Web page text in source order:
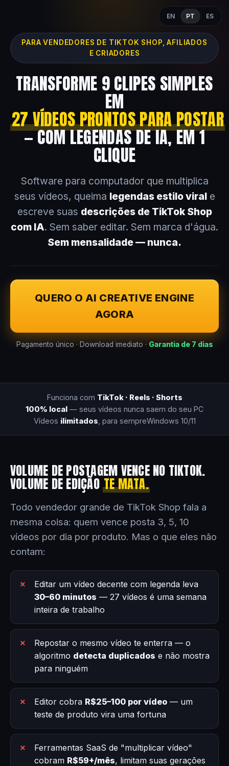
EN PT ES
PARA VENDEDORES DE TIKTOK SHOP, AFILIADOS
E CRIADORES
TRANSFORME 9 CLIPES SIMPLES
EM
27 VÍDEOS PRONTOS PARA POSTAR
— COM LEGENDAS DE IA, EM 1
CLIQUE
Software para computador que multiplica
seus vídeos, queima legendas estilo virale
escreve suas descrições de TikTok Shop
com IA. Sem saber editar. Sem marca d'água.
Sem mensalidade — nunca.
QUERO O AI CREATIVE ENGINE
AGORA
Pagamento único · Download imediato · Garantia de 7 dias
Funciona com TikTok · Reels · Shorts
100% local — seus vídeos nunca saem do seu PC
Vídeos ilimitados , para sempreWindows 10/11
VOLUME DE POSTAGEM VENCE NO TIKTOK.
VOLUME DE EDIÇÃOTE MATA.
Todo vendedor grande de TikTok Shop fala a
mesma coisa: quem vence posta 3, 5, 10
vídeos por dia por produto. Mas o que eles não
contam:
Editar um vídeo decente com legenda leva
30–60 minutos — 27 vídeos é uma semana
inteira de trabalho
Repostar o mesmo vídeo te enterra — o
algoritmo detecta duplicados e não mostra
para ninguém
Editor cobra R$25–100 por vídeo — um
teste de produto vira uma fortuna
Ferramentas SaaS de "multiplicar vídeo"
cobram R$59+/mês, limitam suas gerações